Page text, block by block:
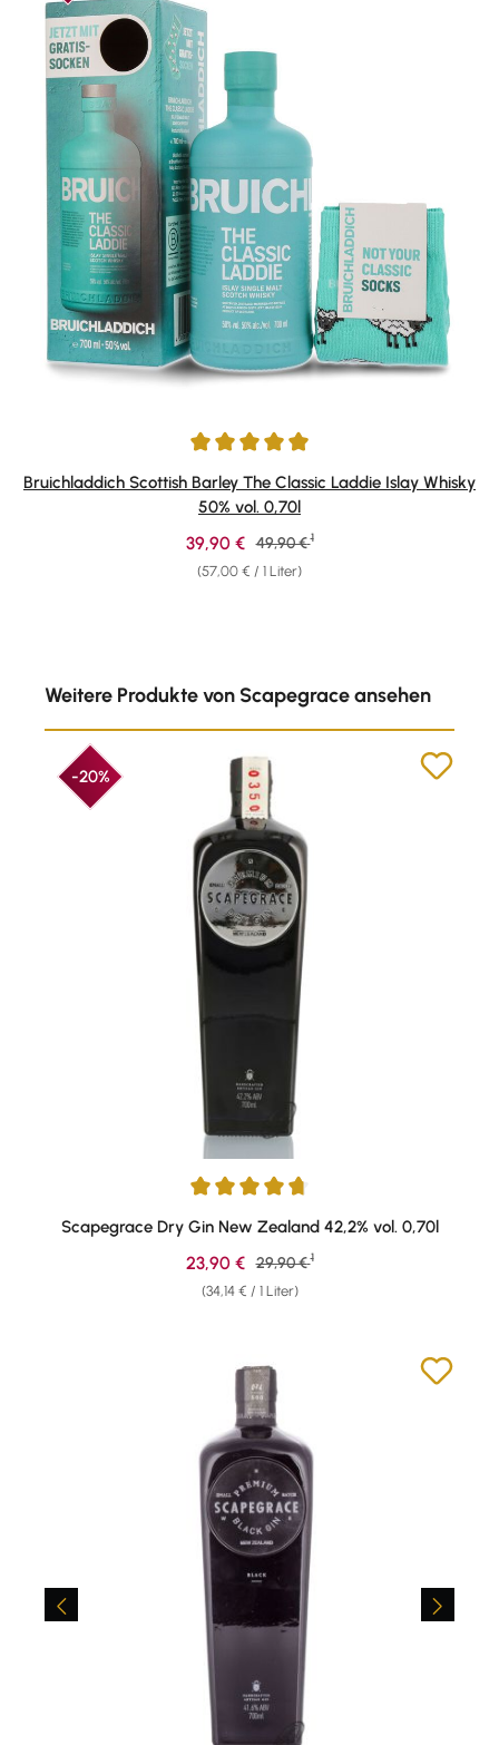
Durchschnittliche Bewertung von 4.92 von 5 Sternen
Bruichladdich Scottish Barley The Classic Laddie Islay Whisky
50% vol. 0,70l
(57,00 € / 1 Liter)
Verkaufspreis:
39,90 € Regulärer Preis:
49,90 € 1
Weitere Produkte von Scapegrace ansehen
-20%
Durchschnittliche Bewertung von 4.86 von 5 Sternen
Scapegrace Dry Gin New Zealand 42,2% vol. 0,70l
(34,14 € / 1 Liter)
Verkaufspreis:
23,90 € Regulärer Preis:
29,90 € 1